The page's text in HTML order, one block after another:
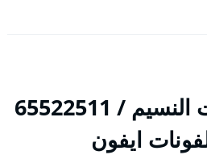
رقم محل تلفونات النسيم / 65522511
ايفون